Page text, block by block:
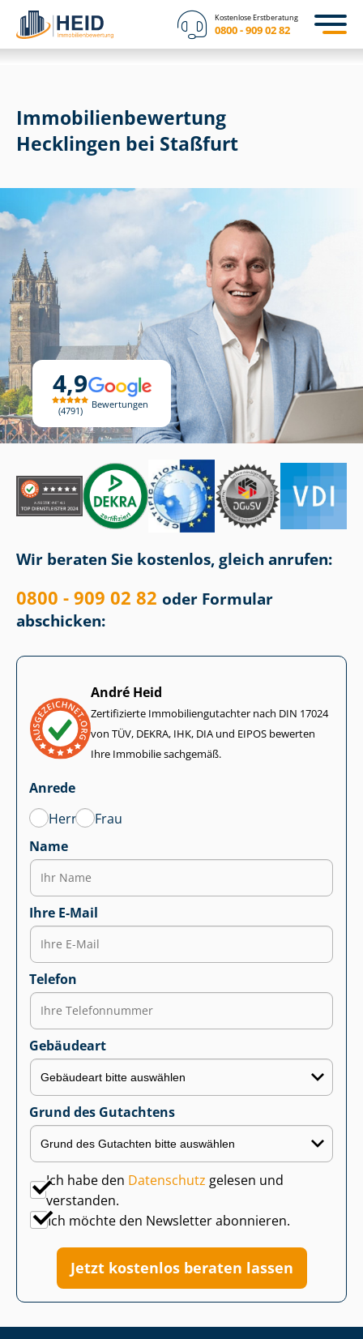
Kostenlose Erstberatung
0800 - 909 02 82
4,9
4791
Bewertungen
Immobilien­bewertung
Hecklingen bei Staßfurt
Wir beraten Sie kostenlos, gleich anrufen:
0800 - 909 02 82 oder Formular
abschicken:
André Heid
Zertifizierte Im­mo­bi­li­en­gut­ach­ter nach DIN 17024
von TÜV, DEKRA, IHK, DIA und EIPOS bewerten
Ihre Immobilie sachgemäß.
Anrede
Herr
Frau
Name
Ihre E-Mail
Telefon
Gebäudeart
Grund des Gutachtens
Ich habe den Datenschutz gelesen und
verstanden.
Ich möchte den Newsletter abonnieren.
Jetzt kostenlos beraten lassen